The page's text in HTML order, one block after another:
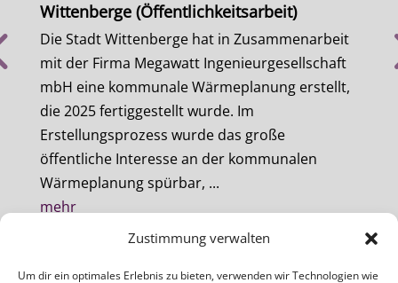
Zustimmung verwalten
Um dir ein optimales Erlebnis zu bieten, verwenden wir Technologien wie
Wittenberge (Öffentlichkeitsarbeit)
Die Stadt Wittenberge hat in Zusammenarbeit
mit der Firma Megawatt Ingenieurgesellschaft
mbH eine kommunale Wärmeplanung erstellt,
die 2025 fertiggestellt wurde. Im
Erstellungsprozess wurde das große
öffentliche Interesse an der kommunalen
Wärmeplanung spürbar, ...
mehr